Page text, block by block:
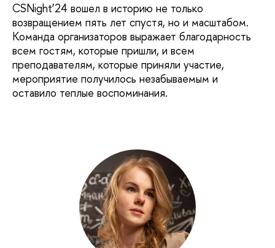
CSNight’24 вошел в историю не только
возвращением пять лет спустя, но и масштабом.
Команда организаторов выражает благодарность
всем гостям, которые пришли, и всем
преподавателям, которые приняли участие,
мероприятие получилось незабываемым и
оставило теплые воспоминания.